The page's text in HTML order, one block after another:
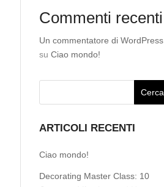
Commenti recenti
Un commentatore di WordPress
su Ciao mondo!
ARTICOLI RECENTI
Ciao mondo!
Decorating Master Class: 10